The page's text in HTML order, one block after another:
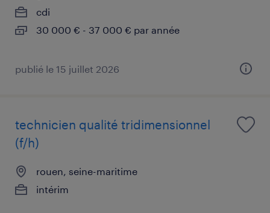
cdi
30 000 € - 37 000 € par année
publié le 15 juillet 2026
technicien qualité tridimensionnel
(f/h)
rouen, seine-maritime
intérim